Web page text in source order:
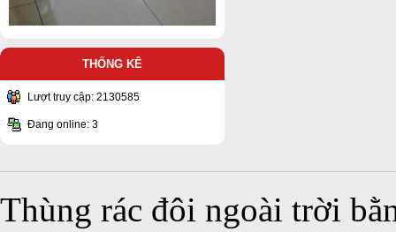
THỐNG KÊ
Lượt truy cập: 2130585
Đang online: 3
Thùng rác đôi ngoài trời